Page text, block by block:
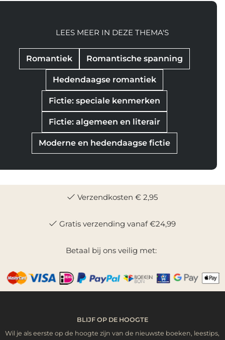
Romantiek Romantische spanning
Hedendaagse romantiek
Fictie: speciale kenmerken
Fictie: algemeen en literair
Moderne en hedendaagse fictie
LEES MEER IN DEZE THEMA'S
Verzendkosten € 2,95
Gratis verzending vanaf €24,99
Betaal bij ons veilig met:
BLIJF OP DE HOOGTE
Wil je als eerste op de hoogte zijn van de nieuwste boeken, leestips,